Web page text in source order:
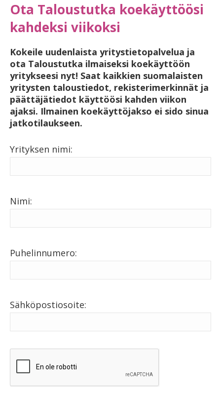
Ota Taloustutka koekäyttöösi
kahdeksi viikoksi
Kokeile uudenlaista yritystietopalvelua ja
ota Taloustutka ilmaiseksi koekäyttöön
yritykseesi nyt! Saat kaikkien suomalaisten
yritysten taloustiedot, rekisterimerkinnät ja
päättäjätiedot käyttöösi kahden viikon
ajaksi. Ilmainen koekäyttöjakso ei sido sinua
jatkotilaukseen.
Yrityksen nimi:
Nimi:
Puhelinnumero:
Sähköpostiosoite: